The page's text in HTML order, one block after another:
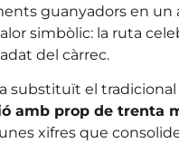
guanyadors en un
simbòlic: la ruta
del càrrec.
substituït el
amb prop de trenta
xifres que